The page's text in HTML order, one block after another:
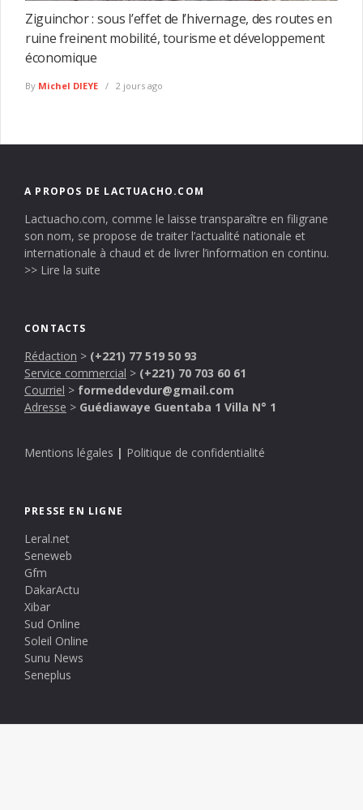
Ziguinchor : sous l’effet de l’hivernage, des routes en
ruine freinent mobilité, tourisme et développement
économique
By Michel DIEYE 2 jours ago
A PROPOS DE LACTUACHO.COM
Lactuacho.com, comme le laisse transparaître en filigrane
son nom, se propose de traiter l’actualité nationale et
internationale à chaud et de livrer l’information en continu.
>> Lire la suite
CONTACTS
Rédaction > (+221) 77 519 50 93
Service commercial > (+221) 70 703 60 61
Courriel > formeddevdur@gmail.com
Adresse > Guédiawaye Guentaba 1 Villa N° 1
Mentions légales | Politique de confidentialité
PRESSE EN LIGNE
Leral.net
Seneweb
Gfm
DakarActu
Xibar
Sud Online
Soleil Online
Sunu News
Seneplus